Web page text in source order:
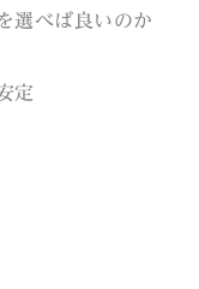
選べば良いのか
定